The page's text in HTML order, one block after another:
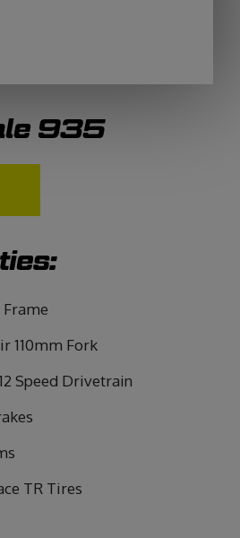
935
110mm Fork
Speed Drivetrain
TR Tires